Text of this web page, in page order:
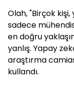
Olah, "Birçok
sadece
en doğru
yanlış. Yapay
araştırma
kullandı.